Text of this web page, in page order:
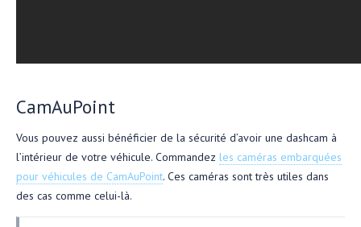
CamAuPoint
Vous pouvez aussi bénéficier de la sécurité d’avoir une dashcam à
l’intérieur de votre véhicule. Commandez les caméras embarquées
pour véhicules de CamAuPoint. Ces caméras sont très utiles dans
des cas comme celui-là.